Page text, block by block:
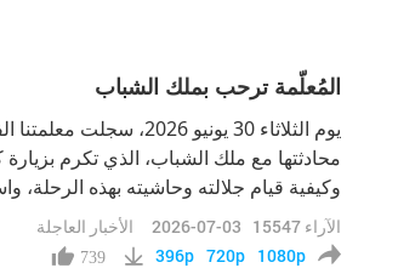
المُعلّمة ترحب بملك الشباب
يوم الثلاثاء 30 يونيو
محادثتها مع ملك الشباب، الذي تكرم
وكيفية قيام جلالته وحاشيته بهذه
للاهتمام. "أهلاً بك جلالتك، يا ملك الشباب.
سا
الأخبار العاجلة 2026-07-03 15547 الآراء
739 396p 720p 1080p